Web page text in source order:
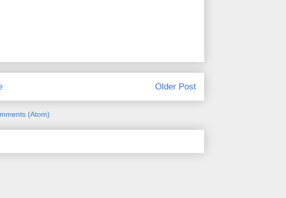
Older Post
(Atom)